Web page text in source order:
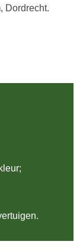
Dordrecht.